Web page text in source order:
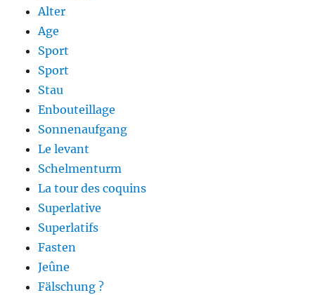
Alter
Age
Sport
Sport
Stau
Enbouteillage
Sonnenaufgang
Le levant
Schelmenturm
La tour des coquins
Superlative
Superlatifs
Fasten
Jeûne
Fälschung ?